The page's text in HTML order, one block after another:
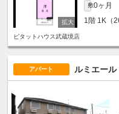
敷0ヶ月
1階 1K（
ピタットハウス武蔵境店
アパート ルミエール